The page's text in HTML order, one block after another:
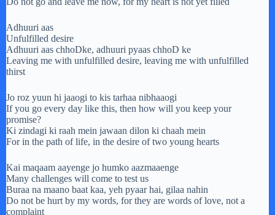
Adhuuri aas
Unfulfilled desire
Adhuuri aas chhoDke, adhuuri pyaas chhoD ke
Leaving me with unfulfilled desire, leaving me with unfulfilled
thirst
Jo roz yuun hi jaaogi to kis tarhaa nibhaaogi
If you go every day like this, then how will you keep your
promise?
Ki zindagi ki raah mein jawaan dilon ki chaah mein
For in the path of life, in the desire of two young hearts
Kai maqaam aayenge jo humko aazmaaenge
Many challenges will come to test us
Buraa na maano baat kaa, yeh pyaar hai, gilaa nahin
Do not be hurt by my words, for they are words of love, not a
complaint